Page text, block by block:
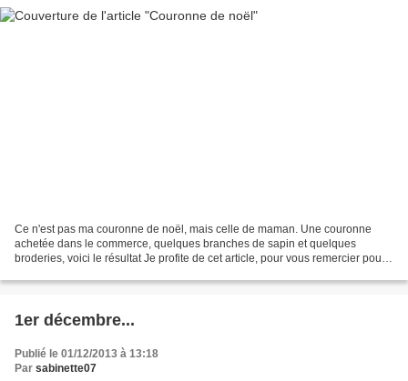
Ce n'est pas ma couronne de noël, mais celle de maman. Une couronne
achetée dans le commerce, quelques branches de sapin et quelques
broderies, voici le résultat Je profite de cet article, pour vous remercier pour
1er décembre...
Publié le 01/12/2013 à 13:18
Par sabinette07